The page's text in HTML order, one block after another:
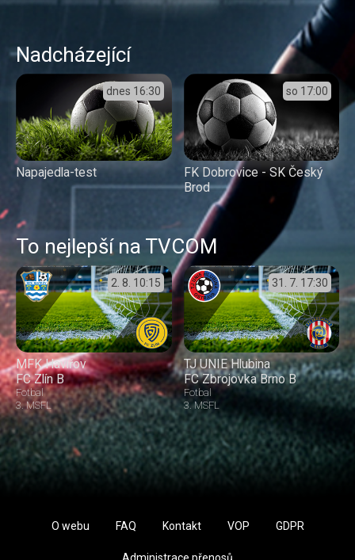
Nadcházející
dnes 16:30
Napajedla-test
so 17:00
FK Dobrovice - SK Český
Brod
To nejlepší na TVCOM
2. 8. 10:15
MFK Havířov
FC Zlín B
Fotbal
3. MSFL
31. 7. 17:30
TJ UNIE Hlubina
FC Zbrojovka Brno B
Fotbal
3. MSFL
O webu FAQ Kontakt VOP GDPR
Administrace přenosů